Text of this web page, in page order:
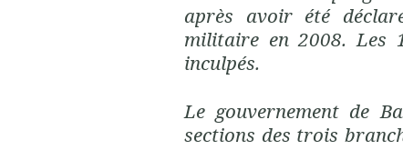
après avoir été
militaire en 2008. Les
inculpés.
Le gouvernement de
sections des trois